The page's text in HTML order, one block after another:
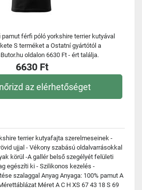
férfi póló yorkshire terrier kutyával
S terméket a Ostatní gyártótól a
oldalon 6630 Ft - ért találja.
6630 Ft
az elérhetőséget
terrier kutyafajta szerelmeseinek -
ujjal - Vékony szabású oldalvarrásokkal
körül -A gallér belső szegélyét felületi
egészíti ki - Szilikonos kezelés -
szalaggal Anyag Anyaga: 100% pamut A
Méret A C H XS 67 43 18 S 69